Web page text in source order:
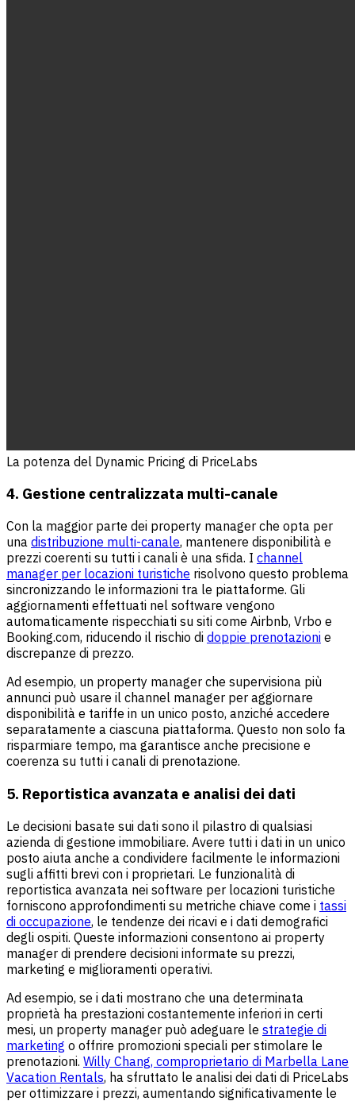
La potenza del Dynamic Pricing di PriceLabs
4. Gestione centralizzata multi-canale
Con la maggior parte dei property manager che opta per
una distribuzione multi-canale, mantenere disponibilità e
prezzi coerenti su tutti i canali è una sfida. I channel
manager per locazioni turistiche risolvono questo problema
sincronizzando le informazioni tra le piattaforme. Gli
aggiornamenti effettuati nel software vengono
automaticamente rispecchiati su siti come Airbnb, Vrbo e
Booking.com, riducendo il rischio di doppie prenotazioni e
discrepanze di prezzo.
Ad esempio, un property manager che supervisiona più
annunci può usare il channel manager per aggiornare
disponibilità e tariffe in un unico posto, anziché accedere
separatamente a ciascuna piattaforma. Questo non solo fa
risparmiare tempo, ma garantisce anche precisione e
coerenza su tutti i canali di prenotazione.
5. Reportistica avanzata e analisi dei dati
Le decisioni basate sui dati sono il pilastro di qualsiasi
azienda di gestione immobiliare. Avere tutti i dati in un unico
posto aiuta anche a condividere facilmente le informazioni
sugli affitti brevi con i proprietari. Le funzionalità di
reportistica avanzata nei software per locazioni turistiche
forniscono approfondimenti su metriche chiave come i tassi
di occupazione, le tendenze dei ricavi e i dati demografici
degli ospiti. Queste informazioni consentono ai property
manager di prendere decisioni informate su prezzi,
marketing e miglioramenti operativi.
Ad esempio, se i dati mostrano che una determinata
proprietà ha prestazioni costantemente inferiori in certi
mesi, un property manager può adeguare le strategie di
marketing o offrire promozioni speciali per stimolare le
prenotazioni. Willy Chang, comproprietario di Marbella Lane
Vacation Rentals, ha sfruttato le analisi dei dati di PriceLabs
per ottimizzare i prezzi, aumentando significativamente le